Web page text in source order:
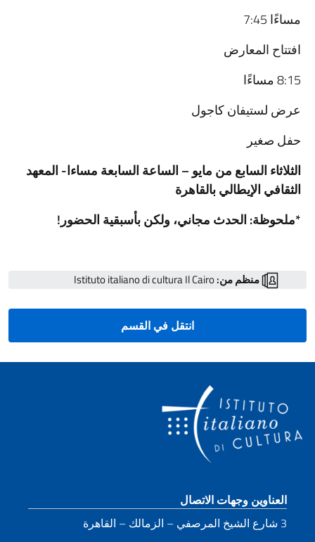
مساءًا 7:45
افتتاح المعارض
8:15 مساءًا
عرض لستيفان كاجول
حفل صغير
الثلاثاء السابع من مايو – الساعة السابعة مساءا- المعهد
الثقافي الإيطالي بالقاهرة
*ملحوظة: الحدث مجاني، ولكن بأسبقية الحضور!
منظم من:
انتقل في القسم
قسم التذييل
العناوين وجهات الاتصال
3 شارع الشيخ المرصفي – الزمالك – القاهرة